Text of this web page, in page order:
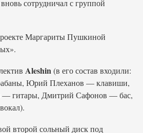
сотрудничал с группой
Маргариты Пушкиной
Aleshin(в его состав входили:
Юрий Плеханов — клавиши,
— гитары, Дмитрий Сафонов — бас,
второй сольный диск под